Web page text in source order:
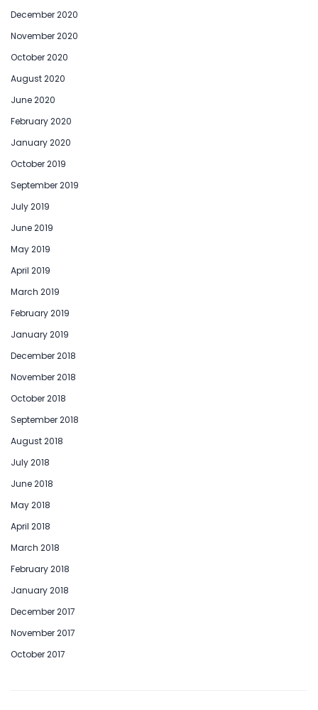
December 2020
November 2020
October 2020
August 2020
June 2020
February 2020
January 2020
October 2019
September 2019
July 2019
June 2019
May 2019
April 2019
March 2019
February 2019
January 2019
December 2018
November 2018
October 2018
September 2018
August 2018
July 2018
June 2018
May 2018
April 2018
March 2018
February 2018
January 2018
December 2017
November 2017
October 2017